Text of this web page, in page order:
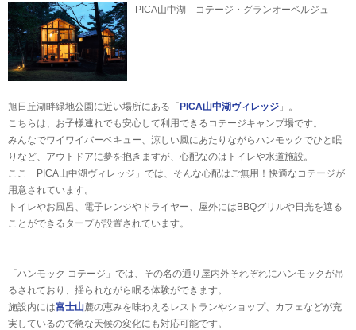
PICA山中湖 コテージ・グランオーベルジュ
旭日丘湖畔緑地公園に近い場所にある「PICA山中湖ヴィレッジ 」。
こちらは、お子様連れでも安心して利用できるコテージキャンプ場です。
みんなでワイワイバーベキュー、涼しい風にあたりながらハンモックでひと眠
りなど、アウトドアに夢を抱きますが、心配なのはトイレや水道施設。
ここ「PICA山中湖ヴィレッジ」では、そんな心配はご無用！快適なコテージが
用意されています。
トイレやお風呂、電子レンジやドライヤー、屋外にはBBQグリルや日光を遮る
ことができるタープが設置されています。
「ハンモック コテージ」では、その名の通り屋内外それぞれにハンモックが吊
るされており、揺られながら眠る体験ができます。
施設内には富士山麓の恵みを味わえるレストランやショップ、カフェなどが充
実しているので急な天候の変化にも対応可能です。